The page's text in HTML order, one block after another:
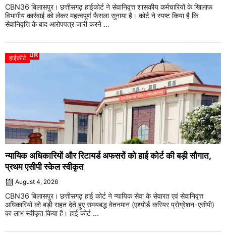
CBN36 बिलासपुर। छत्तीसगढ़ हाईकोर्ट ने सेवानिवृत्त शासकीय कर्मचारियों के खिलाफ
विभागीय कार्रवाई को लेकर महत्वपूर्ण फैसला सुनाया है। कोर्ट ने स्पष्ट किया है कि
सेवानिवृत्ति के बाद आरोपपत्र जारी करने ...
हाईकोर्ट
न्यायिक अधिकारियों और रिटायर्ड अफसरों को हाई कोर्ट की बड़ी सौगात,
प्रथम एसीपी स्केल स्वीकृत
August 4, 2026
CBN36 बिलासपुर। छत्तीसगढ़ हाई कोर्ट ने न्यायिक सेवा के सेवारत एवं सेवानिवृत्त
अधिकारियों को बड़ी राहत देते हुए समयबद्ध वेतनमान (एश्योर्ड करियर प्रोग्रेशन-एसीपी)
का लाभ स्वीकृत किया है। हाई कोर्ट ...